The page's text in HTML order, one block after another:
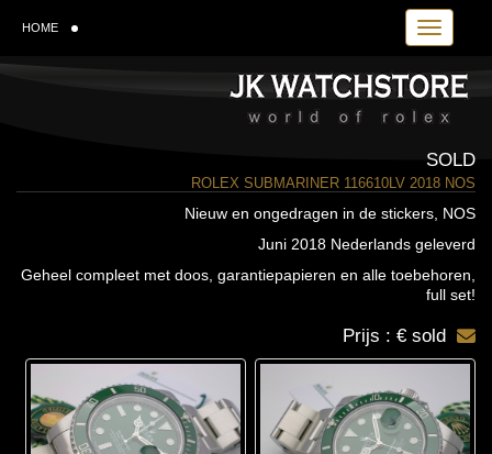
Toggle
HOME
SOLD
ROLEX SUBMARINER 116610LV 2018 NOS
Nieuw en ongedragen in de stickers, NOS
Juni 2018 Nederlands geleverd
Geheel compleet met doos, garantiepapieren en alle toebehoren,
full set!
Prijs : € sold